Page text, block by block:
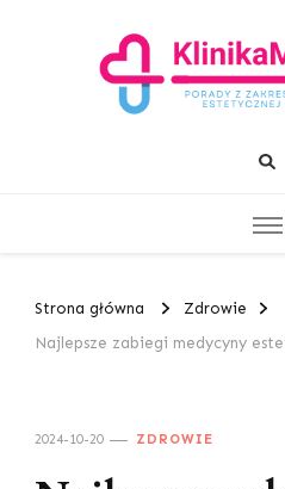
KlinikaMed.pl
Strona główna
Zdrowie
Najlepsze zabiegi medycyny
2024-10-20 ZDROWIE